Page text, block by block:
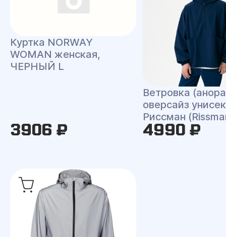
Куртка NORWAY
WOMAN женская,
ЧЕРНЫЙ L
3906 ₽
Ветровка
оверсайз
Риссман
4990 ₽